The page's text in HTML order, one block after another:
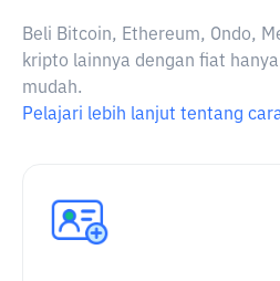
Beli Bitcoin, Ethereum, Ondo,
kripto lainnya dengan fiat
mudah.
Pelajari lebih lanjut tentang